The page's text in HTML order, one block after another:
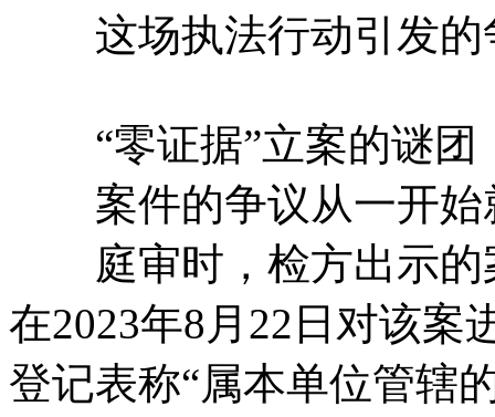
这场执法行动引发的
“零证据”立案的谜团
案件的争议从一开始
庭审时，检方出示的
在2023年8月22日对该案
登记表称“属本单位管辖